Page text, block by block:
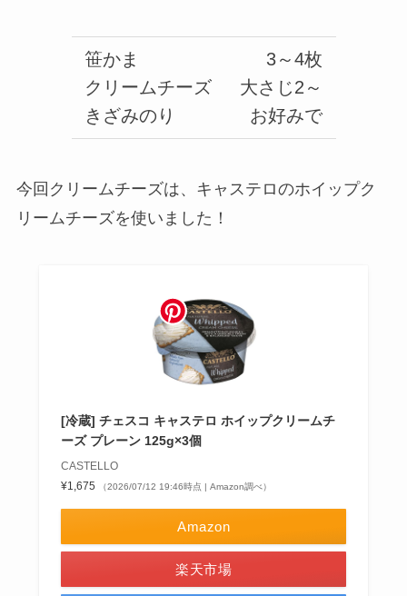
笹かま
クリームチーズ
きざみのり
3～4枚
大さじ2～
お好みで
今回クリームチーズは、キャステロのホイップク
リームチーズを使いました！
[冷蔵] チェスコ キャステロ ホイップクリームチ
ーズ プレーン 125g×3個
CASTELLO
¥1,675
（2026/07/12 19:46時点 | Amazon調べ）
Amazon
楽天市場